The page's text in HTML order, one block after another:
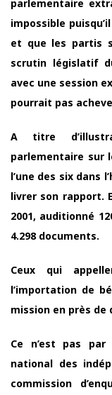
parlementaire
impossible
et que les partis
scrutin législatif
avec une session
pourrait pas
A titre
parlementaire sur
l’une des six dans
livrer son rapport.
2001, auditionné
4.298 documents.
Ceux qui
l’importation de
mission en près de
Ce n’est pas par
national des
commission